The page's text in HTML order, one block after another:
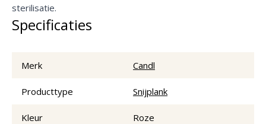
sterilisatie.
Specificaties
Merk Candl
Producttype Snijplank
Kleur Roze